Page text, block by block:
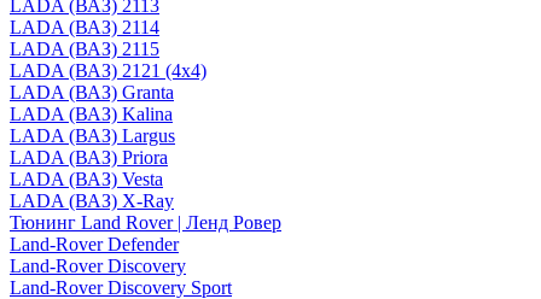
LADA (ВАЗ) 2113
LADA (ВАЗ) 2114
LADA (ВАЗ) 2115
LADA (ВАЗ) 2121 (4x4)
LADA (ВАЗ) Granta
LADA (ВАЗ) Kalina
LADA (ВАЗ) Largus
LADA (ВАЗ) Priora
LADA (ВАЗ) Vesta
LADA (ВАЗ) X-Ray
Тюнинг Land Rover | Ленд Ровер
Land-Rover Defender
Land-Rover Discovery
Land-Rover Discovery Sport